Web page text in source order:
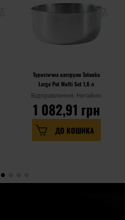
Туристична каструля Tatonka
Large Pot Multi Set 1,6 л
Відправлення: Негайно
1 082,91 грн
ДО КОШИКА